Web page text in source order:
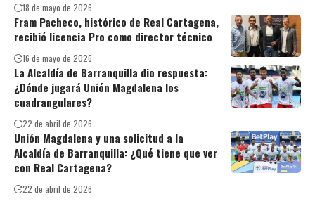
18 de mayo de 2026
Fram Pacheco, histórico de Real Cartagena,
recibió licencia Pro como director técnico
16 de mayo de 2026
La Alcaldía de Barranquilla dio respuesta:
¿Dónde jugará Unión Magdalena los
cuadrangulares?
22 de abril de 2026
Unión Magdalena y una solicitud a la
Alcaldía de Barranquilla: ¿Qué tiene que ver
con Real Cartagena?
22 de abril de 2026